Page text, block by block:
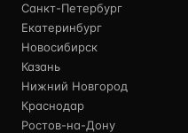
Санкт-Петербург
Екатеринбург
Новосибирск
Казань
Нижний Новгород
Краснодар
Ростов-на-Дону